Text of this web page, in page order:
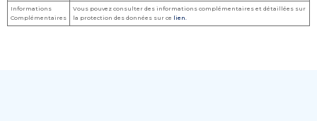
Informations
Complémentaires
Vous pouvez consulter des informations complémentaires et détaillées sur
la protection des données sur ce lien.